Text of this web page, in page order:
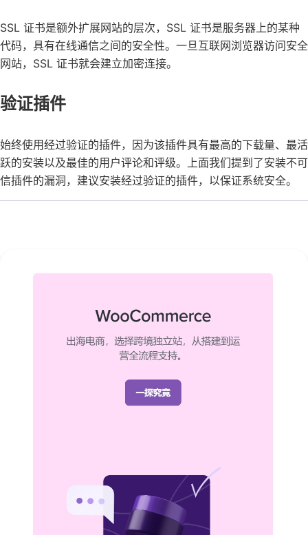
SSL 证书是额外扩展网站的层次，SSL 证书是服务器上的某种
代码，具有在线通信之间的安全性。一旦互联网浏览器访问安全
网站，SSL 证书就会建立加密连接。
验证插件
始终使用经过验证的插件，因为该插件具有最高的下载量、最活
跃的安装以及最佳的用户评论和评级。上面我们提到了安装不可
信插件的漏洞，建议安装经过验证的插件，以保证系统安全。